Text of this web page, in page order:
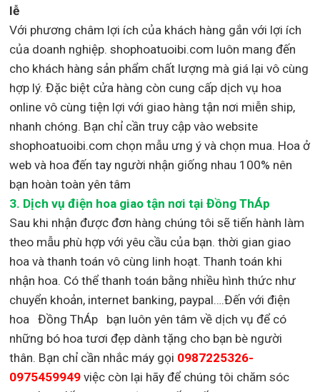
lễ
Với phương châm lợi ích của khách hàng gắn với lợi ích
của doanh nghiệp. shophoatuoibi.com luôn mang đến
cho khách hàng sản phẩm chất lượng mà giá lại vô cùng
hợp lý. Đặc biệt cửa hàng còn cung cấp dịch vụ hoa
online vô cùng tiện lợi với giao hàng tận nơi miễn ship,
nhanh chóng. Bạn chỉ cần truy cập vào website
shophoatuoibi.com chọn mẫu ưng ý và chọn mua. Hoa ở
web và hoa đến tay người nhận giống nhau 100% nên
bạn hoàn toàn yên tâm
3. Dịch vụ điện hoa giao tận nơi tại Đồng ThÁp
Sau khi nhận được đơn hàng chúng tôi sẽ tiến hành làm
theo mẫu phù hợp với yêu cầu của bạn. thời gian giao
hoa và thanh toán vô cùng linh hoạt. Thanh toán khi
nhận hoa. Có thể thanh toán bằng nhiều hình thức như
chuyển khoản, internet banking, paypal….Đến với điện
hoa Đồng ThÁp bạn luôn yên tâm về dịch vụ để có
những bó hoa tươi đẹp dành tặng cho bạn bè người
thân. Bạn chỉ cần nhắc máy gọi 0987225326-
0975459949việc còn lại hãy để chúng tôi chăm sóc